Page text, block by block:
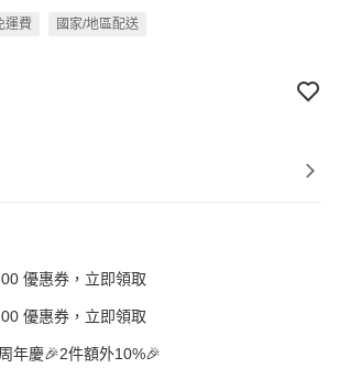
運費 國家/地區配送
優惠券，立即領取
優惠券，立即領取
年慶🎉2件額外10%🎉